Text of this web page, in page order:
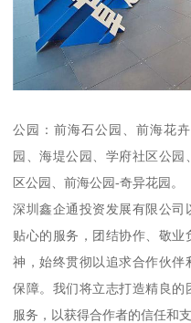
公园：前海石公园、前海花
园、海堤公园、学府社区公
区公园、前海公园-奇异花园。
深圳鑫企通投资发展有限公司
贴心的服务，团结协作、敬
神，始终贯彻以追求合作伙伴
保障。我们将立志打造精良的
服务，以获得合作者的信任和